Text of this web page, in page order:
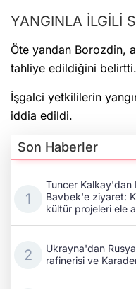
YANGINLA İLGİLİ
Öte yandan Borozdin,
tahliye edildiğini belirtti.
İşgalci yetkililerin
iddia edildi.
Son Haberler
Tuncer Kalkay'dan
Bavbek'e ziyaret:
kültür projeleri ele
Ukrayna'dan
rafinerisi ve